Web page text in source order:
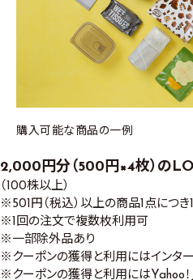
購入可能な商品の一例
2,000円分（500円×4枚）の
（100株以上）
※501円（税込）以上の商品1点につき
※1回の注文で複数枚利用可
※一部除外品あり
※クーポンの獲得と利用にはインタ
※クーポンの獲得と利用にはYahoo